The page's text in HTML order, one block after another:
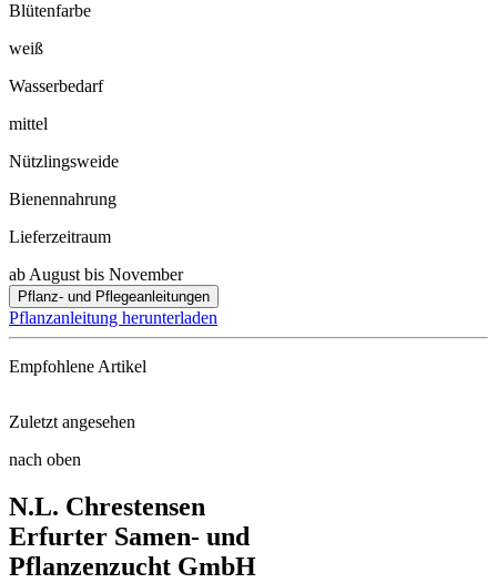
Blütenfarbe
weiß
Wasserbedarf
mittel
Nützlingsweide
Bienennahrung
Lieferzeitraum
ab August bis November
Pflanz- und Pflegeanleitungen
Pflanzanleitung herunterladen
Empfohlene Artikel
Solabiol® Schachtelhalm Sud
Schacht Baum-Power Plus
Zuletzt angesehen
Süßkirsche Bigarreau Napeleon
nach oben
N.L. Chrestensen
Erfurter Samen- und
Pflanzenzucht GmbH